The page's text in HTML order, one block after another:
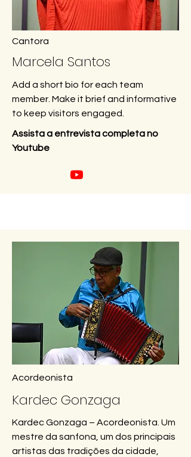
Cantora
Marcela Santos
Add a short bio for each team
member. Make it brief and informative
to keep visitors engaged.
Assista a entrevista completa no
Youtube
Acordeonista
Kardec Gonzaga
Kardec Gonzaga – Acordeonista. Um
mestre da sanfona, um dos principais
artistas das tradições da cidade,